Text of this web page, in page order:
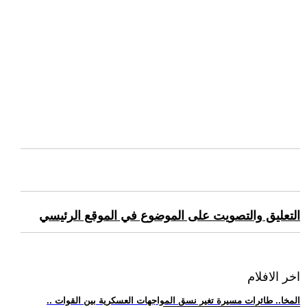
التعليق والتصويت على الموضوع في الموقع الرئيسي
اخر الافلام
.. المخا.. طائرات مسيرة تغير نسق المواجهات العسكرية بين القوات